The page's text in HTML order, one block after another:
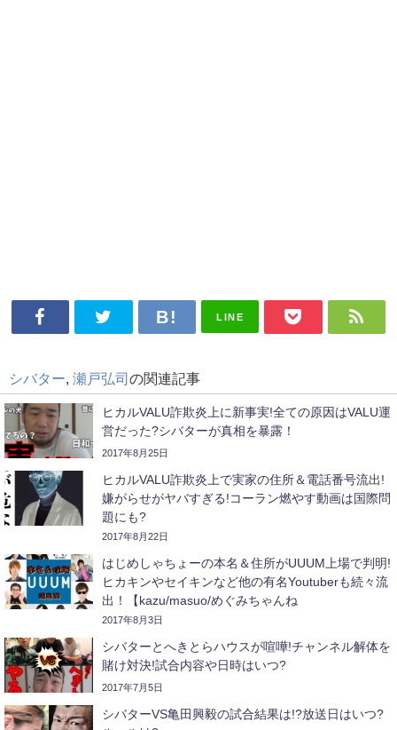
LINE
シバター 瀬戸弘司 の関連記事
ヒカルVALU詐欺炎上に新事実!全ての原因はVALU運
営だった?シバターが真相を暴露！
2017年8月25日
ヒカルVALU詐欺炎上で実家の住所＆電話番号流出!
嫌がらせがヤバすぎる!コーラン燃やす動画は国際問
題にも?
2017年8月22日
はじめしゃちょーの本名＆住所がUUUM上場で判明!
ヒカキンやセイキンなど他の有名Youtuberも続々流
出！【kazu/masuo/めぐみちゃんね
る/ABTVnetwork/ジェットダイス
ケ/sasakiasahi/PDS株式会社/瀬戸弘司など】
2017年8月3日
シバターとへきとらハウスが喧嘩!チャンネル解体を
賭け対決!試合内容や日時はいつ?
2017年7月5日
シバターVS亀田興毅の試合結果は!?放送日はいつ?